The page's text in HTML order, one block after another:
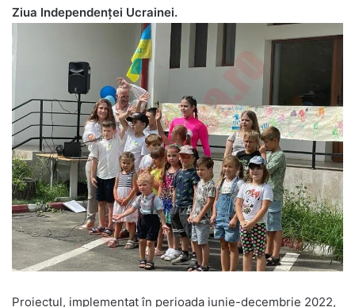
Ziua Independenței Ucrainei.
Proiectul, implementat în perioada iunie-decembrie 2022,